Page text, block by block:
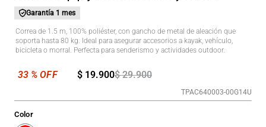
Garantía 1 mes
Correa de 1.5 m, 100% poliéster, con gancho de metal de aleación que
soporta hasta 80 kg. Ideal para asegurar accesorios a kayak, vehículo,
bicicleta o morral. Perfecta para senderismo y actividades outdoor.
$ 29.900
$ 19.900
TPAC640003-00G14U
Color